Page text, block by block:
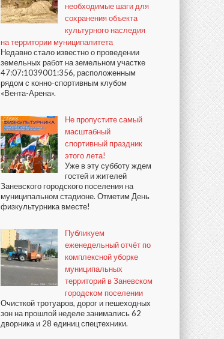
необходимые шаги для
сохранения объекта
культурного наследия
на территории муниципалитета
Недавно стало известно о проведении
земельных работ на земельном участке
47:07:1039001:356, расположенным
рядом с конно-спортивным клубом
«Вента-Арена».
Не пропустите самый
масштабный
спортивный праздник
этого лета!
Уже в эту субботу ждем
гостей и жителей
Заневского городского поселения на
муниципальном стадионе. Отметим День
физкультурника вместе!
Публикуем
еженедельный отчёт по
комплексной уборке
муниципальных
территорий в Заневском
городском поселении
Очисткой тротуаров, дорог и пешеходных
зон на прошлой неделе занимались 62
дворника и 28 единиц спецтехники.